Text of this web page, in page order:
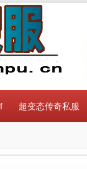
超变态传奇私服